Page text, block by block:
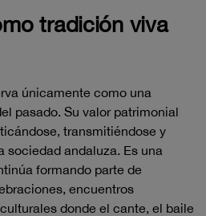
tradición viva
únicamente como una
pasado. Su valor patrimonial
transmitiéndose y
sociedad andaluza. Es una
formando parte de
encuentros
donde el cante, el baile